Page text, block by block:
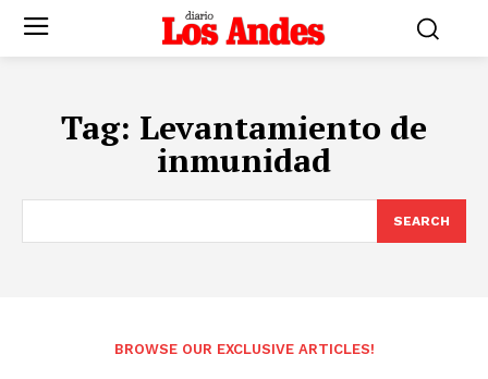
Tag: Levantamiento de
inmunidad
SEARCH
BROWSE OUR EXCLUSIVE ARTICLES!